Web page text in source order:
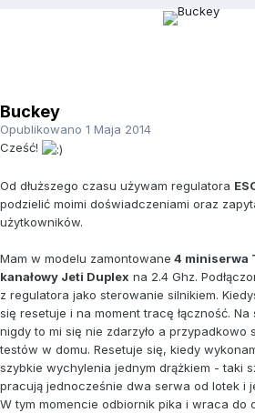
Buckey
Opublikowano 1 Maja 2014
Cześć!
Od dłuższego czasu używam regulatora
podzielić moimi doświadczeniami oraz
użytkowników.
Mam w modelu zamontowane 4 miniserwa
kanałowy Jeti Duplex na 2.4 Ghz.
z regulatora jako sterowanie silnikiem.
się resetuje i na moment tracę łączność.
nigdy to mi się nie zdarzyło a przypadkowo
testów w domu. Resetuje się, kiedy
szybkie wychylenia jednym drążkiem - taki
pracują jednocześnie dwa serwa od lotek i
W tym momencie odbiornik pika i wraca do